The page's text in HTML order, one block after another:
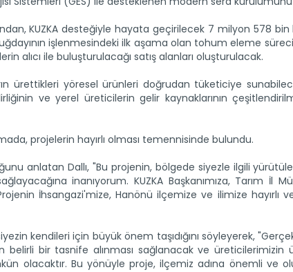
KUZKA desteğiyle hayata geçirilecek 7 milyon 578
işlenmesindeki ilk aşama olan tohum eleme
alıcı ile buluşturulacağı satış alanları oluşturulacak.
ürettikleri yöresel ürünleri doğrudan tüketiciye
ve yerel üreticilerin gelir kaynaklarının
projelerin hayırlı olması temennisinde bulundu.
anlatan Dallı, "Bu projenin, bölgede siyezle ilgili
inanıyorum. KUZKA Başkanımıza, Tarım İl
İhsangazi'mize, Hanönü ilçemize ve ilimize hayırlı
kendileri için büyük önem taşıdığını söyleyerek,
bir tasnife alınması sağlanacak ve üreticilerimizin
olacaktır. Bu yönüyle proje, ilçemiz adına önemli ve